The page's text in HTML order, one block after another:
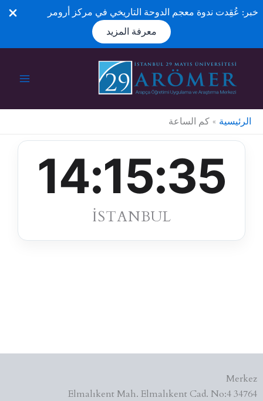
خبر: عُقِدت ندوة معجم الدوحة التاريخي في مركز أرومر
معرفة المزيد
المحتوى
الرئيسية كم الساعة
14:15:35
Merkez
Elmalıkent Mah. Elmalıkent Cad. No:4 34764